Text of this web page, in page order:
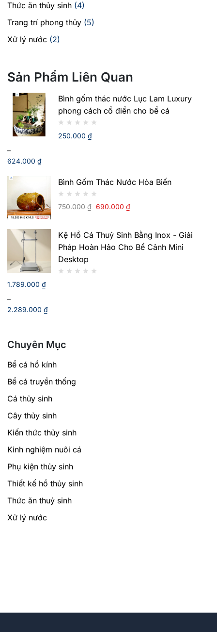
Thức ăn thủy sinh (4)
Trang trí phong thủy (5)
Xử lý nước (2)
Sản Phẩm Liên Quan
Bình gốm thác nước Lục Lam Luxury
phong cách cổ điển cho bể cá
250.000 ₫
–
624.000 ₫
Khoảng
250.000 ₫
đến
624.000 ₫
Bình Gốm Thác Nước Hỏa Biến
750.000₫
Giá
gốc
750.000 ₫.
690.000 ₫
Giá
hiện
690.000 ₫.
Kệ Hồ Cá Thuỷ Sinh Bằng Inox - Giải
Pháp Hoàn Hảo Cho Bể Cảnh Mini
Desktop
1.789.000 ₫
–
2.289.000 ₫
từ
đến
2.289.000 ₫
Chuyên Mục
Bể cá hồ kính
Bể cá truyền thống
Cá thủy sinh
Cây thủy sinh
Kiến thức thủy sinh
Kinh nghiệm nuôi cá
Phụ kiện thủy sinh
Thiết kế hồ thủy sinh
Thức ăn thuỷ sinh
Xử lý nước